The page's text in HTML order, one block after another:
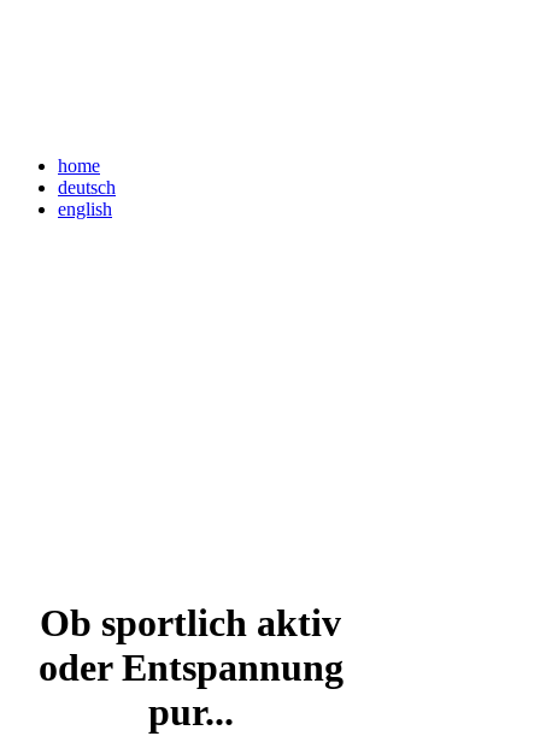
home
deutsch
english
Ob sportlich aktiv
oder Entspannung
pur...